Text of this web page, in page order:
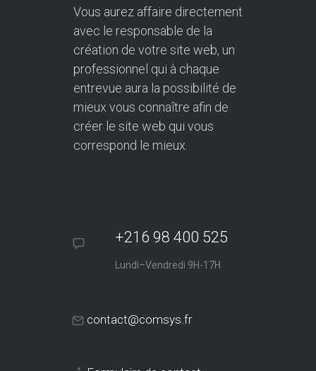
Vous aurez affaire directement
avec le responsable de la
création de votre site web, un
professionnel qui à chaque
entrevue aura la possibilité de
mieux vous connaître afin de
créer le site web qui vous
correspond le mieux.
+216 98 400 525
Lundi–Vendredi 9H-17H
contact@comsys.fr